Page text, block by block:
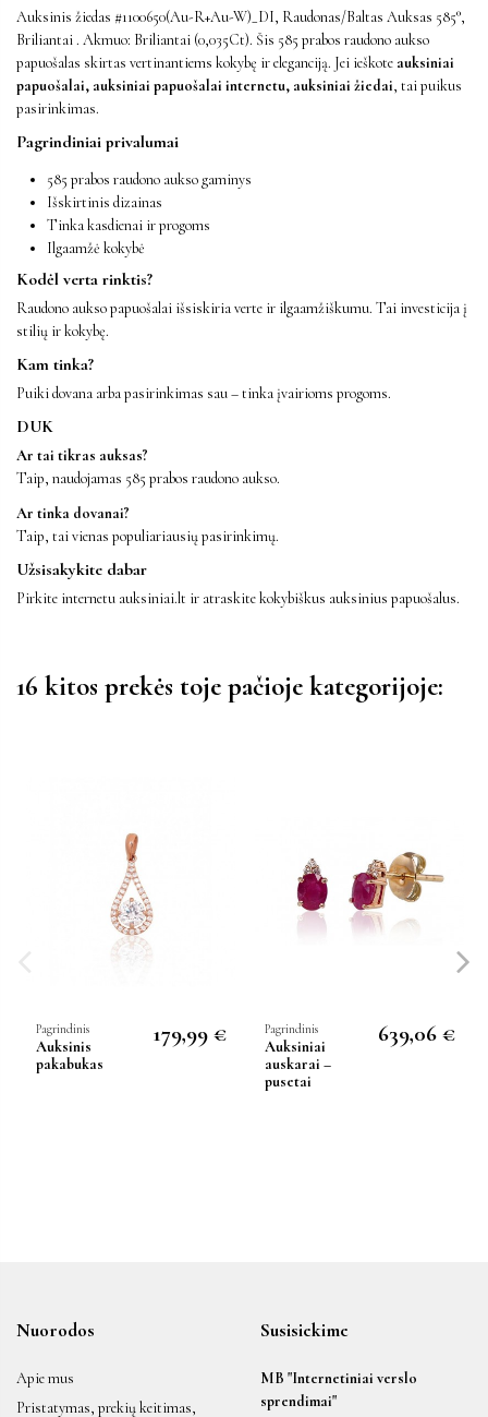
Auksinis žiedas #1100650(Au-R+Au-W)_DI, Raudonas/Baltas Auksas 585°,
Briliantai . Akmuo: Briliantai (0,035Ct). Šis 585 prabos raudono aukso
papuošalas skirtas vertinantiems kokybę ir eleganciją. Jei ieškote auksiniai
papuošalai, auksiniai papuošalai internetu, auksiniai žiedai, tai puikus
pasirinkimas.
Pagrindiniai privalumai
585 prabos raudono aukso gaminys
Išskirtinis dizainas
Tinka kasdienai ir progoms
Ilgaamžė kokybė
Kodėl verta rinktis?
Raudono aukso papuošalai išsiskiria verte ir ilgaamžiškumu. Tai investicija į
stilių ir kokybę.
Kam tinka?
Puiki dovana arba pasirinkimas sau – tinka įvairioms progoms.
DUK
Ar tai tikras auksas?
Taip, naudojamas 585 prabos raudono aukso.
Ar tinka dovanai?
Taip, tai vienas populiariausių pasirinkimų.
Užsisakykite dabar
Pirkite internetu auksiniai.lt ir atraskite kokybiškus auksinius papuošalus.
16 kitos prekės toje pačioje kategorijoje:
Pagrindinis
Auksinis
pakabukas
179,99 € Pagrindinis
Auksiniai
auskarai –
pusetai
639,06 €
Nuorodos
Apie mus
Pristatymas, prekių keitimas,
Susisiekime
MB "Internetiniai verslo
sprendimai"